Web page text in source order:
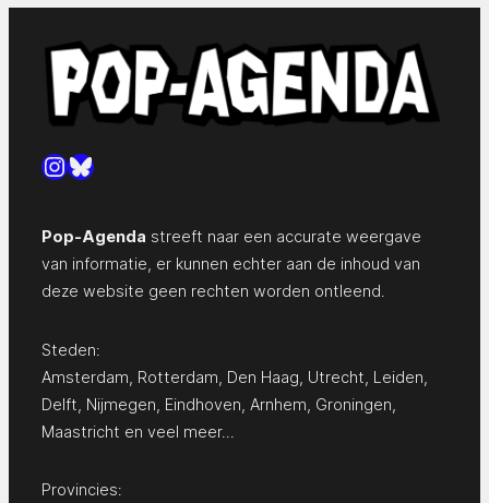
Instagram
Bluesky
Pop-Agenda streeft naar een accurate weergave
van informatie, er kunnen echter aan de inhoud van
deze website geen rechten worden ontleend.
Steden:
Amsterdam Rotterdam Den Haag Utrecht Leiden
Delft Nijmegen Eindhoven Arnhem Groningen
Maastricht en veel meer…
Provincies: